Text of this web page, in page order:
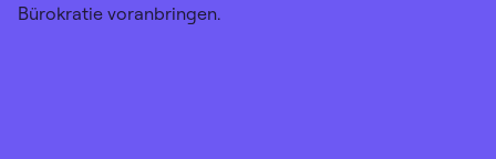
Bürokratie voranbringen.